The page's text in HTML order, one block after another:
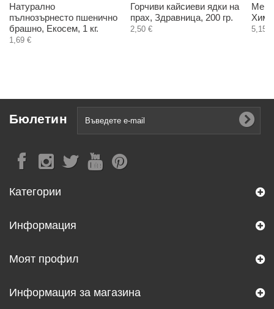
Натурално
пълнозърнесто пшенично
брашно, Екосем, 1 кг.
1,69 €
Горчиви кайсиеви ядки на
прах, Здравница, 200 гр.
2,50 € 5,15 €
Бюлетин
Категории
Информация
Моят профил
Информация за магазина